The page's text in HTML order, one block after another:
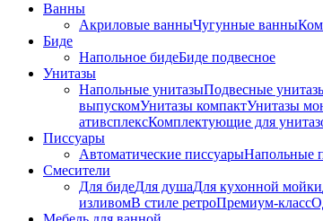
Ванны
Акриловые ванныЧугунные ванны
Биде
Напольное бидеБиде пoдвеснoе
Унитазы
Напольные унитазыПодвесные
выпускомУнитазы компактУнитазы
ативсплексКомплектующие для
Писсуары
Автоматические писсуарыНапольные
Смесители
Для бидеДля душаДля кухонной мойки
изливомВ стиле ретроПремиум-класс